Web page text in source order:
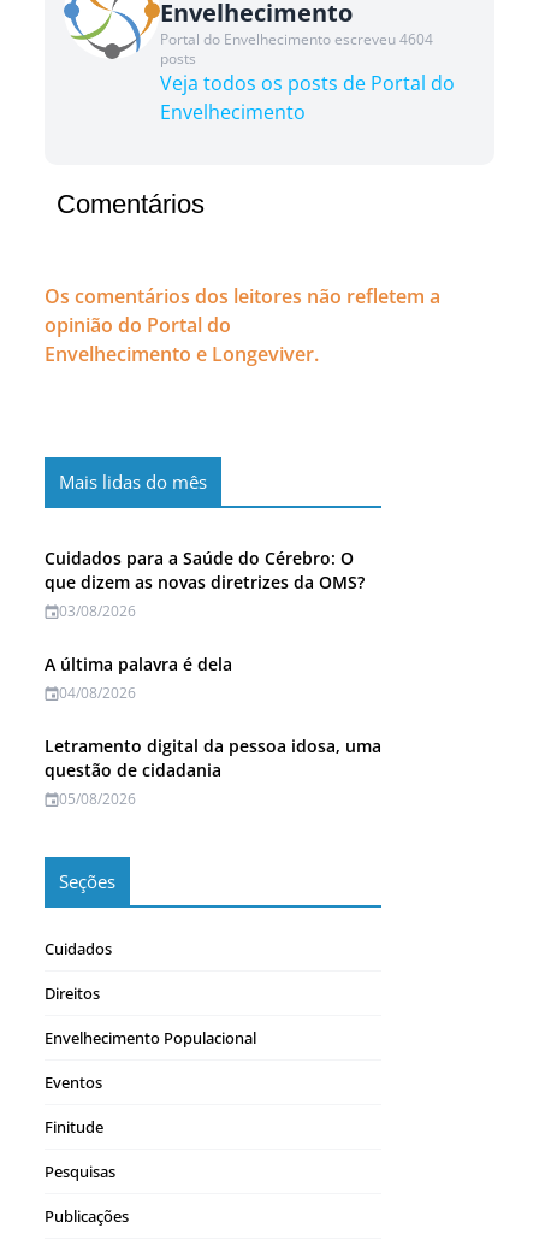
Envelhecimento
Portal do Envelhecimento escreveu 4604
posts
Veja todos os posts de Portal do
Envelhecimento
Comentários
Os comentários dos leitores não refletem a
opinião do Portal do
Envelhecimento e Longeviver.
Mais lidas do mês
Cuidados para a Saúde do Cérebro: O
que dizem as novas diretrizes da OMS?
03/08/2026
A última palavra é dela
04/08/2026
Letramento digital da pessoa idosa, uma
questão de cidadania
05/08/2026
Seções
Cuidados
Direitos
Envelhecimento Populacional
Eventos
Finitude
Pesquisas
Publicações